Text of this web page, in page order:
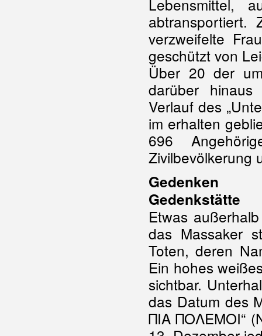
Lebensmittel,
abtransportiert.
verzweifelte
geschützt von
Über 20 der
darüber
Verlauf des
im erhalten
696
Zivilbevölkerung
Gedenken
Gedenkstätte
Etwas
das Massaker
Toten, deren
Ein hohes
sichtbar.
das Datum des
ΠIA ΠOΛEMOI“